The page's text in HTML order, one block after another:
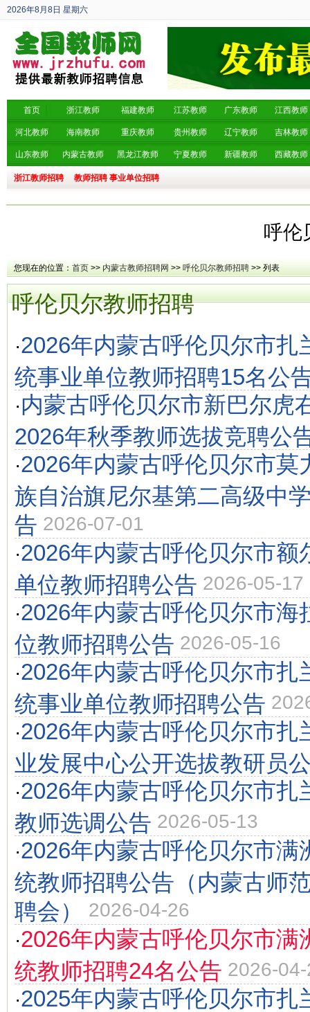
2026年8月8日 星期六
丙午年 六月廿六
首页 浙江教师 福建教师 江苏教师 广东教师 江西教师
河北教师 海南教师 重庆教师 贵州教师 辽宁教师 吉林教师
山东教师 内蒙古教师 黑龙江教师 宁夏教师 新疆教师 西藏教师
浙江教师招聘 教师招聘 事业单位招聘
呼伦
您现在的位置： 首页 >> 内蒙古教师招聘网 >> 呼伦贝尔教师招聘 >> 列表
呼伦贝尔教师招聘
·2026年内蒙古呼伦贝尔市扎
统事业单位教师招聘15名公
·内蒙古呼伦贝尔市新巴尔虎
2026年秋季教师选拔竞聘公
·2026年内蒙古呼伦贝尔市莫
族自治旗尼尔基第二高级中
告 2026-07-01
·2026年内蒙古呼伦贝尔市额
单位教师招聘公告 2026-05-17
·2026年内蒙古呼伦贝尔市海
位教师招聘公告 2026-05-16
·2026年内蒙古呼伦贝尔市扎
统事业单位教师招聘公告
·2026年内蒙古呼伦贝尔市扎
业发展中心公开选拔教研员
·2026年内蒙古呼伦贝尔市扎
教师选调公告 2026-05-13
·2026年内蒙古呼伦贝尔市满
统教师招聘公告（内蒙古师
聘会）
2026-04-26
·2026年内蒙古呼伦贝尔市满
统教师招聘24名公告 2026-
·2025年内蒙古呼伦贝尔市扎